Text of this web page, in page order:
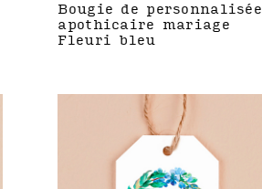
Bougie de personnalisée
apothicaire mariage
Fleuri bleu